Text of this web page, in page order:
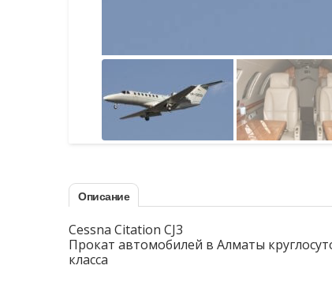
Описание
Cessna Citation CJ3
Прокат автомобилей в Алматы
класса